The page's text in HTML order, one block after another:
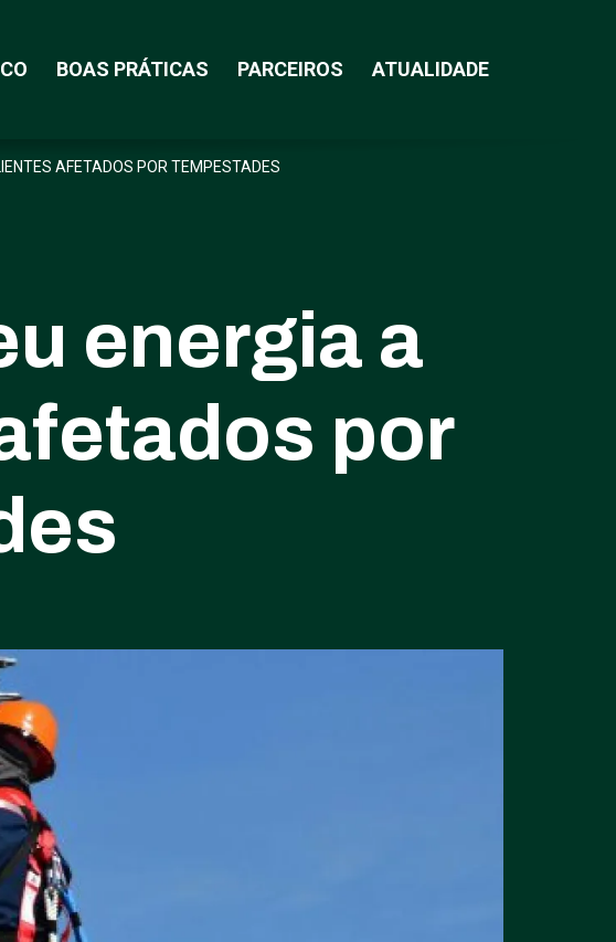
BOAS PRÁTICAS PARCEIROS ATUALIDADE
AFETADOS POR TEMPESTADES
energia a
por